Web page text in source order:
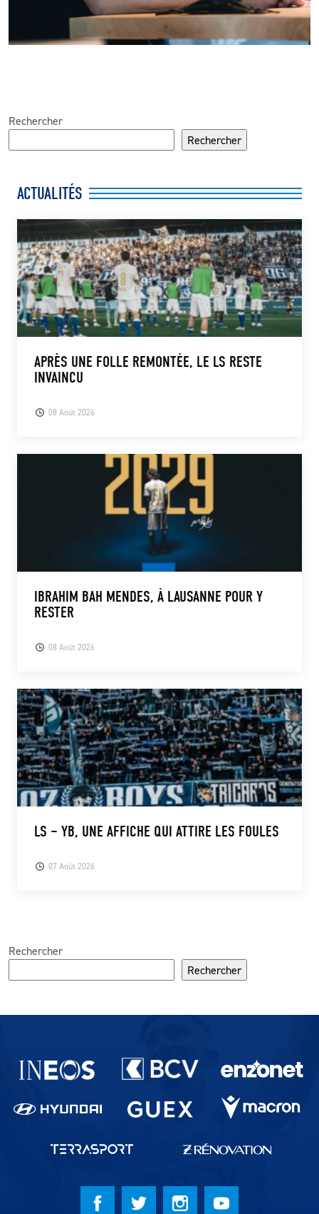
Rechercher
Rechercher
ACTUALITÉS
08 Août 2026
APRÈS UNE FOLLE REMONTÉE, LE LS RESTE
INVAINCU
08 Août 2026
IBRAHIM BAH MENDES, À LAUSANNE POUR Y
RESTER
07 Août 2026
LS – YB, UNE AFFICHE QUI ATTIRE LES FOULES
Rechercher
Rechercher
Partenaires du lausanne-Sport